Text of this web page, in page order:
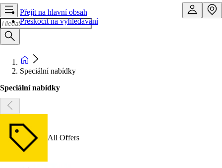
Přejít na hlavní obsah
Přeskočit na vyhledávání
Speciální nabídky
Speciální nabídky
All Offers